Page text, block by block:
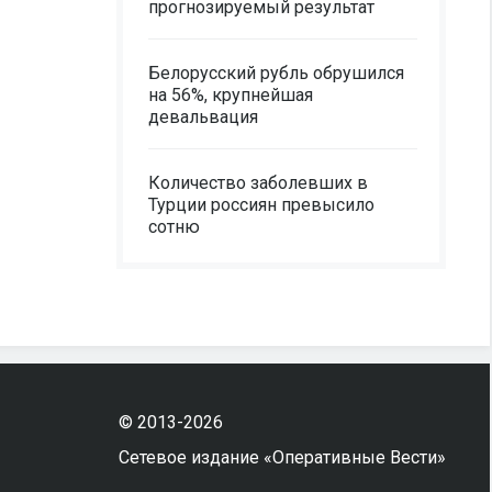
прогнозируемый результат
Белорусский рубль обрушился
на 56%, крупнейшая
девальвация
Количество заболевших в
Турции россиян превысило
сотню
© 2013-2026
Сетевое издание «Оперативные Вести»